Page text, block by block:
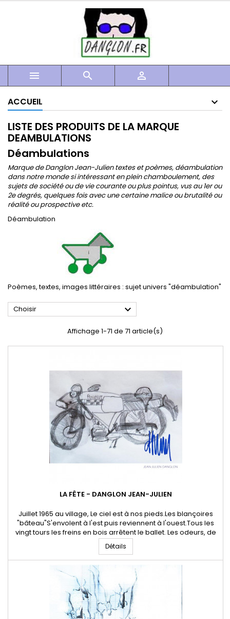
  
ACCUEIL
LISTE DES PRODUITS DE LA MARQUE
DEAMBULATIONS
Déambulations
Marque de Danglon Jean-Julien textes et poèmes, déambulation
dans notre monde si intéressant en plein chamboulement, des
sujets de société ou de vie courante ou plus pointus, vus au 1er ou
2e degrés, quelques fois avec une certaine malice ou brutalité ou
réalité ou prospective etc.
Déambulation
Poèmes, textes, images littéraires : sujet univers "déambulation"
Choisir 
Affichage 1-71 de 71 article(s)
LA FÊTE - DANGLON JEAN-JULIEN
Juillet 1965 au village, Le ciel est à nos pieds.Les blançoires
"bâteau"S'envolent à l'est puis reviennent à l'ouest.Tous les
vingt tours les freins en bois arrêtent le ballet. Les odeurs, de
coco, de nougat de Montélimar,De glace à la banane, de
pomme d'amour, inondent la FêteLes bruits des carabines à
plomb claquent.Le pin-pon des gagnants retentit....
Détails